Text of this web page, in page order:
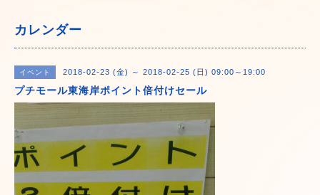
カレンダー
イベント 2018-02-23 (金) ～ 2018-02-25 (日) 09:00～19:00
プチモール東海岸ポイント倍付けセール